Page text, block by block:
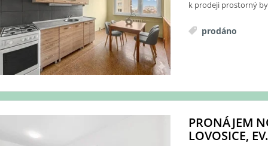
k prodeji prostorný
prodáno
PRONÁJEM
LOVOSICE,